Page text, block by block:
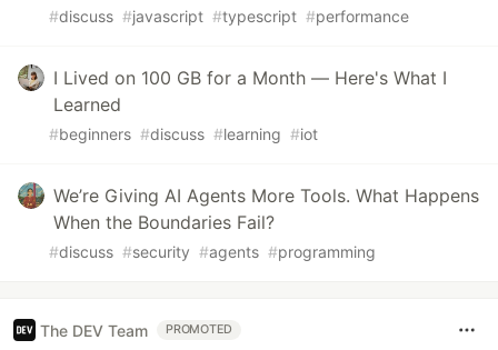
#discuss #javascript #typescript #performance
I Lived on 100 GB for a Month — Here's What I
Learned
#beginners #discuss #learning #iot
We’re Giving AI Agents More Tools. What Happens
When the Boundaries Fail?
#discuss #security #agents #programming
The DEV Team PROMOTED